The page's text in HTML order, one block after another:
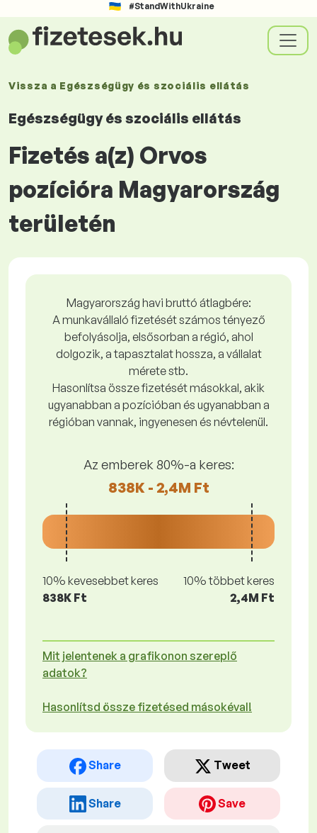
#StandWithUkraine
Vissza a Egészségügy és szociális ellátás
Egészségügy és szociális ellátás
Fizetés a(z) Orvos
pozícióra Magyarország
területén
Magyarország havi bruttó átlagbére:
A munkavállaló fizetését számos tényező
befolyásolja, elsősorban a régió, ahol
dolgozik, a tapasztalat hossza, a vállalat
mérete stb.
Hasonlítsa össze fizetését másokkal, akik
ugyanabban a pozícióban és ugyanabban a
régióban vannak, ingyenesen és névtelenül.
Az emberek 80%-a keres:
838K - 2,4M Ft
10% kevesebbet keres
838K Ft
10% többet keres
2,4M Ft
Mit jelentenek a grafikonon szereplő
adatok?
Hasonlítsd össze fizetésed másokéval!
Share Tweet
Share Save